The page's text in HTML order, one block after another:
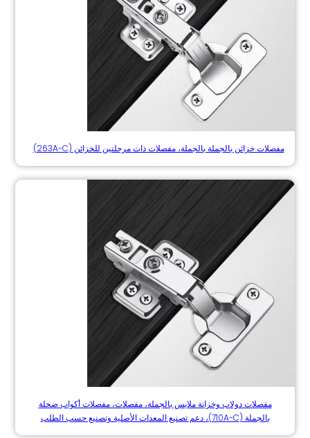
مفصلات خزائن بالجملة بالجملة، مفصلات ذات مرحلتين للخزائن (263A-C)
مفصلات دولاب وخزانة ملابس بالجملة، مفصلات، مفصلات أكواب ضحلة
بالجملة (710A-C)، دعم تصنيع المعدات الأصلية وتصنيع حسب الطلب